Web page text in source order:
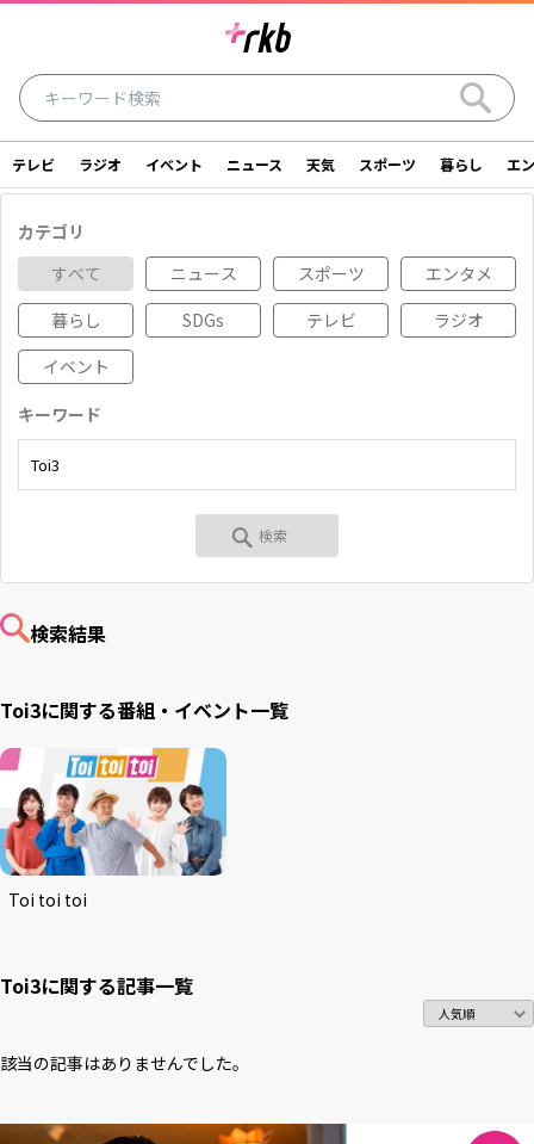
テレビ ラジオ イベント ニュース
天気 スポーツ 暮らし エンタメ
SDGs アナウンサー ライター シリーズ
ご意見・お問い合わせ
関連会社
テレビ ラジオ イベント ニュース 天気 スポーツ 暮らし エ
カテゴリ
すべて
ニュース スポーツ
エンタメ
暮らし
SDGs テレビ
ラジオ
イベント
キーワード
検索結果
Toi3に関する番組・イベント一覧
Toi toi toi
Toi3に関する記事一覧
該当の記事はありませんでした。